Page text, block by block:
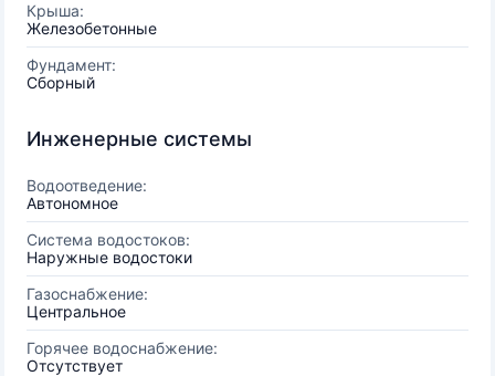
Крыша:
Железобетонные
Фундамент:
Сборный
Инженерные системы
Водоотведение:
Автономное
Система водостоков:
Наружные водостоки
Газоснабжение:
Центральное
Горячее водоснабжение:
Отсутствует